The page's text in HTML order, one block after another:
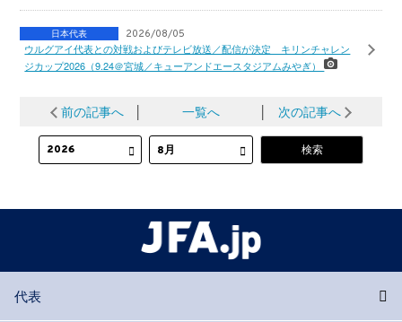
日本代表 2026/08/05
ウルグアイ代表との対戦およびテレビ放送／配信が決定 キリンチャレン
ジカップ2026（9.24＠宮城／キューアンドエースタジアムみやぎ）
前の記事へ 一覧へ 次の記事へ
代表